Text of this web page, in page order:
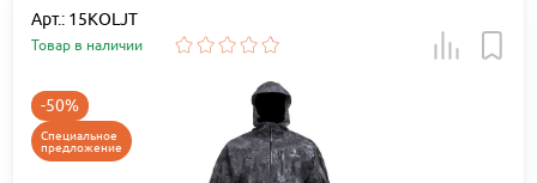
Арт.: 15KOLJT
Товар в наличии
-50%
Специальное
предложение